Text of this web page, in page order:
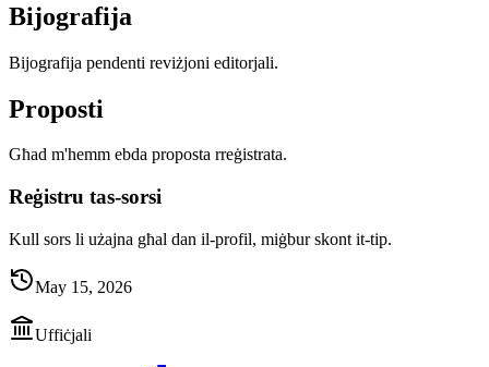
Bijografija
Bijografija pendenti reviżjoni editorjali.
Proposti
Għad m'hemm ebda proposta rreġistrata.
Reġistru tas-sorsi
Kull sors li użajna għal dan il-profil, miġbur skont it-tip.
May 15, 2026
Uffiċjali